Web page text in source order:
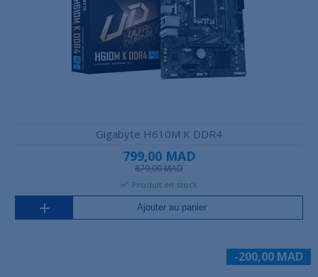
Gigabyte H610M K DDR4
799,00 MAD
879,00 MAD
Produit en stock
Ajouter au panier
-200,00 MAD